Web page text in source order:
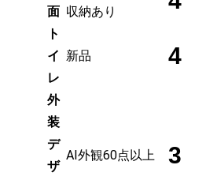
面 収納あり
ト
イ
レ
新品 4
外
装
デ
ザ
AI外観60点以上 3